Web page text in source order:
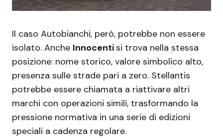
Il caso Autobianchi, però, potrebbe non essere
isolato. Anche Innocentisi trova nella stessa
posizione: nome storico, valore simbolico alto,
presenza sulle strade pari a zero. Stellantis
potrebbe essere chiamata a riattivare altri
marchi con operazioni simili, trasformando la
pressione normativa in una serie di edizioni
speciali a cadenza regolare.